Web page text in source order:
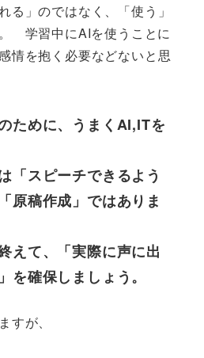
る」のではなく、「使う」
学習中にAIを使うことに
情を抱く必要などないと思
ために、うまくAI,ITを
「スピーチできるよう
原稿作成」ではありま
えて、「実際に声に出
を確保しましょう。
すが、